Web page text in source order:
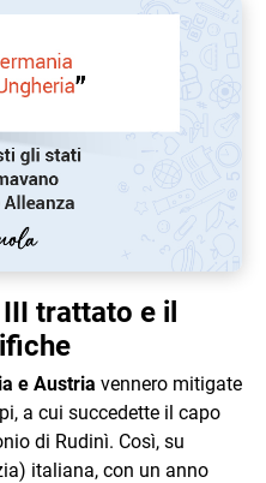
trattato e il
e Austria vennero mitigate
a cui succedette il capo
di Rudinì. Così, su
italiana, con un anno